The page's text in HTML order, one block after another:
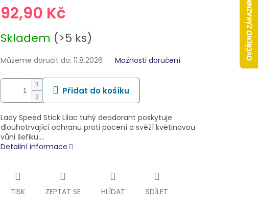
92,90 Kč
cena:
Skladem (>5 ks)
Můžeme doručit do: 11.8.2026 Možnosti doručení
Přidat do košíku
Lady Speed Stick Lilac tuhý deodorant poskytuje
dlouhotrvající ochranu proti pocení a svěží květinovou
vůni šeříku.…
Detailní informace
TISK ZEPTAT SE HLÍDAT SDÍLET